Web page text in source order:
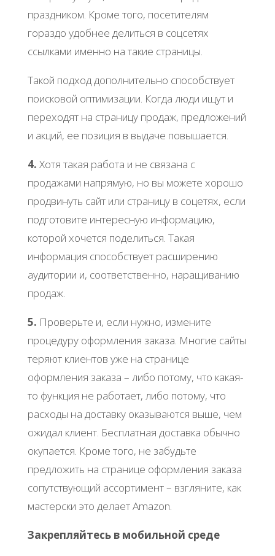
праздником. Кроме того, посетителям
гораздо удобнее делиться в соцсетях
ссылками именно на такие страницы.
Такой подход дополнительно способствует
поисковой оптимизации. Когда люди ищут и
переходят на страницу продаж, предложений
и акций, ее позиция в выдаче повышается.
4. Хотя такая работа и не связана с
продажами напрямую, но вы можете хорошо
продвинуть сайт или страницу в соцетях, если
подготовите интересную информацию,
которой хочется поделиться. Такая
информация способствует расширению
аудитории и, соответственно, наращиванию
продаж.
5. Проверьте и, если нужно, измените
процедуру оформления заказа. Многие сайты
теряют клиентов уже на странице
оформления заказа – либо потому, что какая-
то функция не работает, либо потому, что
расходы на доставку оказываются выше, чем
ожидал клиент. Бесплатная доставка обычно
окупается. Кроме того, не забудьте
предложить на странице оформления заказа
сопутствующий ассортимент – взгляните, как
мастерски это делает Amazon.
Закрепляйтесь в мобильной среде